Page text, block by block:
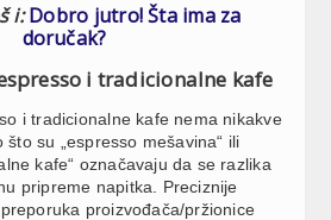
i: Dobro jutro! Šta ima za
doručak?
i tradicionalne kafe
i tradicionalne kafe nema nikakve
su „espresso mešavina“ ili
kafe“ označavaju da se razlika
pripreme napitka. Preciznije
proizvođača/pržionice